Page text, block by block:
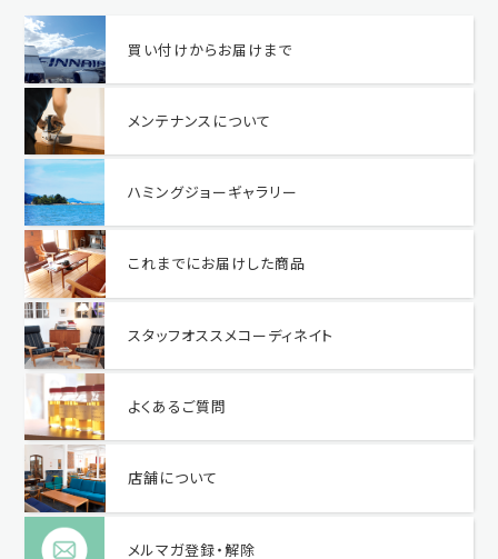
買い付けからお届けまで
メンテナンスについて
ハミングジョーギャラリー
これまでにお届けした商品
スタッフオススメコーディネイト
よくあるご質問
店舗について
メルマガ登録・解除